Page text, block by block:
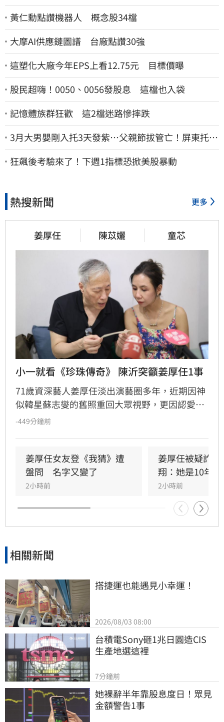
黃仁勳點讚機器人 概念股34檔
大摩AI供應鏈圖譜 台廠點讚30強
這塑化大廠今年EPS上看12.75元 目標價曝
股民超嗨！0050、0056發股息 這檔也入袋
記憶體族群狂歡 這2檔迷路慘摔跌
3月大男嬰剛入托3天發紫…父親節拔管亡！屏東托嬰
中心回9字
狂飆後考驗來了！下週1指標恐掀美股暴動
熱搜新聞 更多
姜厚任 陳苡孋 童芯
小一就看《珍珠傳奇》 陳沂突籲姜厚任1事
71歲資深藝人姜厚任淡出演藝圈多年，近期因神
似韓星蘇志燮的舊照重回大眾視野，更因認愛小
24歲的高學歷女友童芯引發關注。然而，陳沂質
-449分鐘前
姜厚任女友登《我猜》遭
盤問　名字又變了
2小時前
姜厚任被疑詐
翔：她是10年
2小時前
相關新聞
搭捷運也能遇見小幸運！
2026/08/03 08:00
台積電Sony砸1兆日圓造CIS
生產地選這裡
7分鐘前
她裸辭半年靠股息度日！眾見
金額警告1事